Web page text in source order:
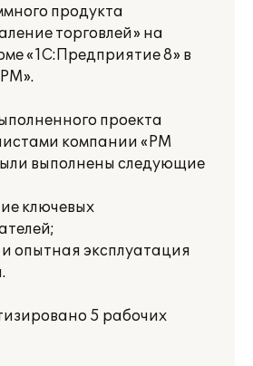
продукта
торговлей» на
«1C:Предприятие 8» в
проекта
компании «РМ
выполнены следующие
ключевых
и опытная эксплуатация
5 рабочих